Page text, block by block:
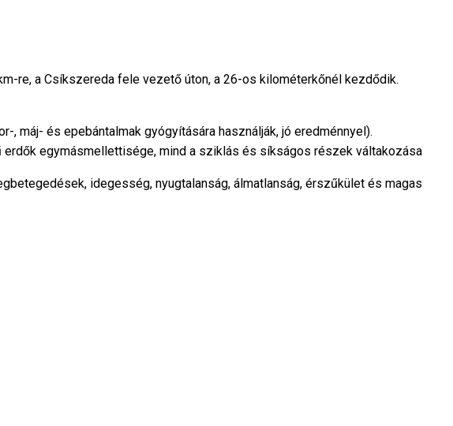
re, a Csíkszereda fele vezető úton, a 26-os kilométerkőnél kezdődik.
máj- és epebántalmak gyógyítására használják, jó eredménnyel).
egymásmellettisége, mind a sziklás és síkságos részek váltakozása
idegesség, nyugtalanság, álmatlanság, érszűkület és magas